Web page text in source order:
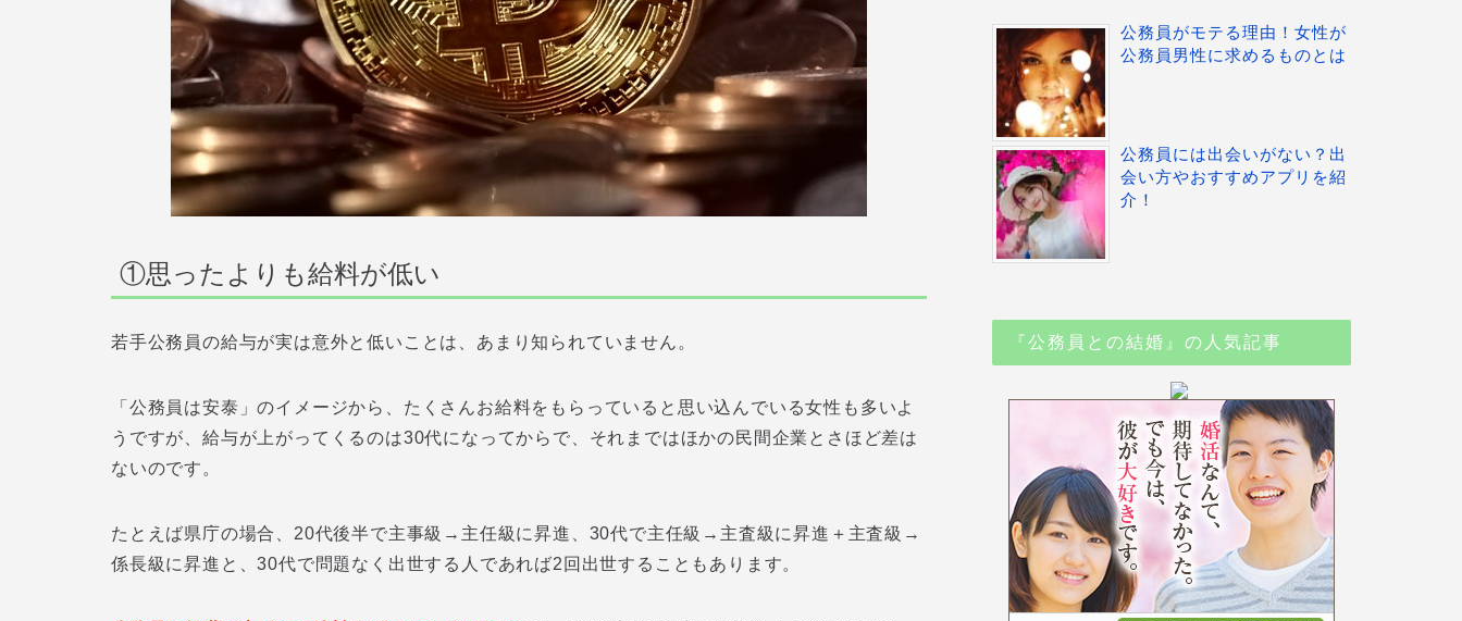
①思ったよりも給料が低い
若手公務員の給与が実は意外と低いことは、あまり知られていません。
「公務員は安泰」のイメージから、たくさんお給料をもらっていると思い込んでいる女性も多いよ
うですが、給与が上がってくるのは30代になってからで、それまではほかの民間企業とさほど差は
ないのです。
たとえば県庁の場合、20代後半で主事級→主任級に昇進、30代で主任級→主査級に昇進＋主査級→
係長級に昇進と、30代で問題なく出世する人であれば2回出世することもあります。
公務員がモテる理由！女性が
公務員男性に求めるものとは
公務員には出会いがない？出
会い方やおすすめアプリを紹
介！
『公務員との結婚』の人気記事